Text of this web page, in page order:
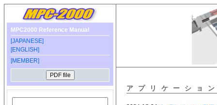
MPC2000 Reference Manual
[JAPANESE]
[ENGLISH]
[MEMBER]
アプリケーショ